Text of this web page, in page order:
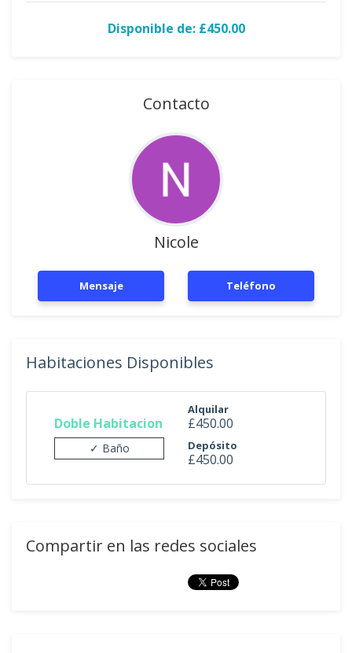
Disponible de: £450.00
Contacto
Nicole
Mensaje Teléfono
Habitaciones Disponibles
Doble Habitacion
✓ Baño
Alquilar
£450.00
Depósito
£450.00
Compartir en las redes sociales